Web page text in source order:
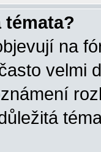
na
velmi